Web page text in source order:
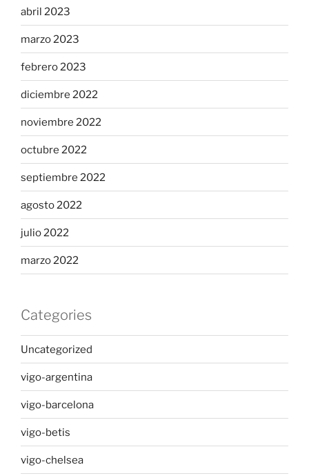
abril 2023
marzo 2023
febrero 2023
diciembre 2022
noviembre 2022
octubre 2022
septiembre 2022
agosto 2022
julio 2022
marzo 2022
Categories
Uncategorized
vigo-argentina
vigo-barcelona
vigo-betis
vigo-chelsea